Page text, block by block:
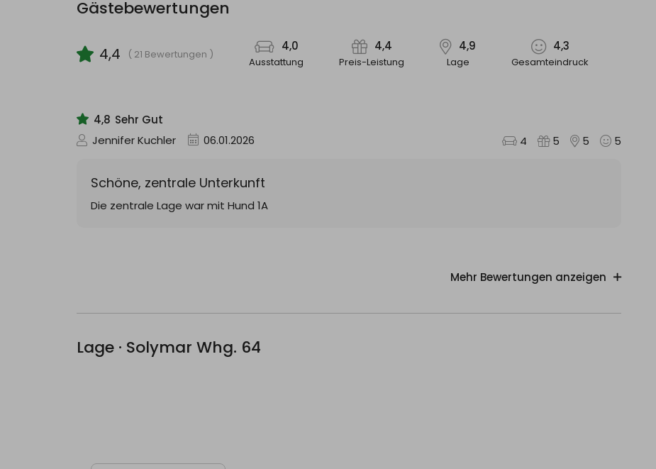
Spülmaschine, Kühlschrank mit 3-Sterne Gefrierfach, Mikrowelle, Filterkaffeemaschine, Heißluftfriteuse,
Bad:
Extra:
Gästebewertungen
4,4 21 Bewertungen
Ausstattung
4,0
Preis-Leistung
4,4
Lage
4,9
Gesamteindruck
4,3
Sehr Gut
4,8
Jennifer Kuchler
06.01.2026 4 5 5 5
Schöne, zentrale Unterkunft
Die zentrale Lage war mit Hund 1A
Mehr Bewertungen anzeigen
Lage · Solymar Whg. 64